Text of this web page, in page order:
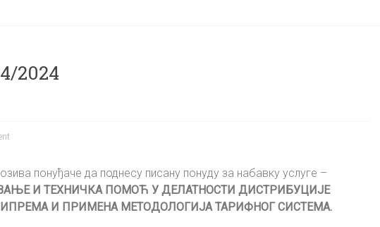
2024
понуђаче да поднесу писану понуду за набавку услуге –
И ТЕХНИЧКА ПОМОЋ У ДЕЛАТНОСТИ ДИСТРИБУЦИЈЕ
И ПРИМЕНА МЕТОДОЛОГИЈА ТАРИФНОГ СИСТЕМА.